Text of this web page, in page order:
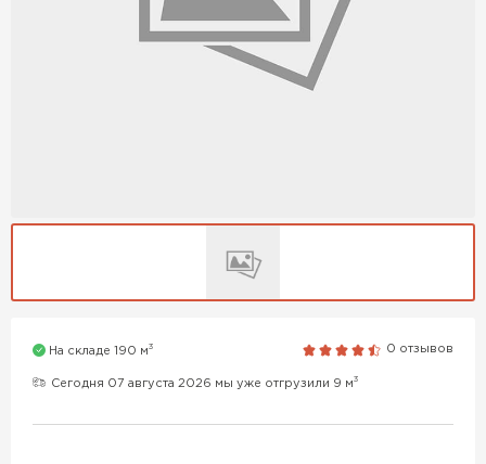
На складе 190 м3 0 отзывов
Сегодня 07 августа 2026 мы уже отгрузили 9 м3